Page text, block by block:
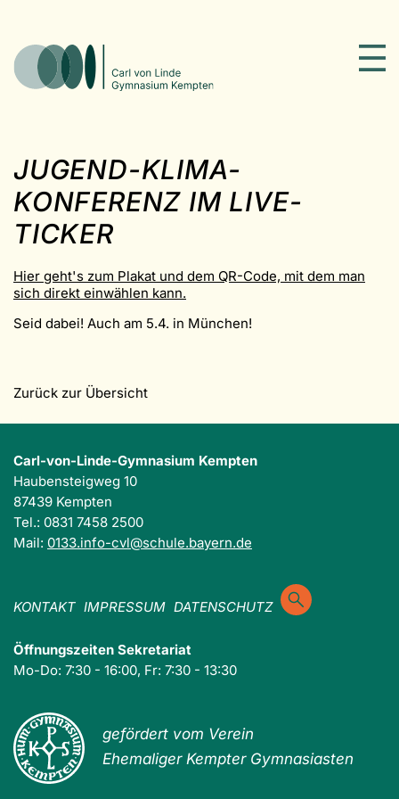
JUGEND-KLIMA-
KONFERENZ IM LIVE-
TICKER
Hier geht's zum Plakat und dem QR-Code, mit dem man
sich direkt einwählen kann.
Seid dabei! Auch am 5.4. in München!
Zurück zur Übersicht
Carl-von-Linde-Gymnasium Kempten
Haubensteigweg 10
87439 Kempten
Tel.: 0831 7458 2500
Mail: 0133.info-cvl@schule.bayern.de
KONTAKT IMPRESSUM DATENSCHUTZ
Öffnungszeiten Sekretariat
Mo-Do: 7:30 - 16:00, Fr: 7:30 - 13:30
gefördert vom Verein
Ehemaliger Kempter Gymnasiasten